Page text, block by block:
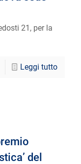
21, per la
Leggi tutto
del